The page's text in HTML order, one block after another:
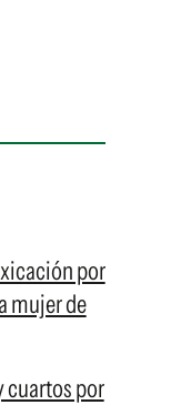
por
mujer de
cuartos por